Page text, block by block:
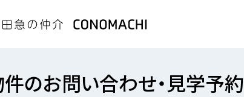
のお問い合わせ・見学予約